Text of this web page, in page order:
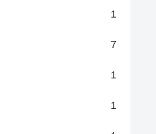
1
7
1
1